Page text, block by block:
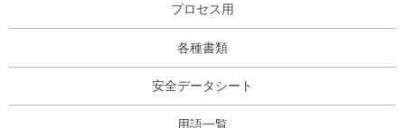
プロセス用
各種書類
安全データシート
用語一覧